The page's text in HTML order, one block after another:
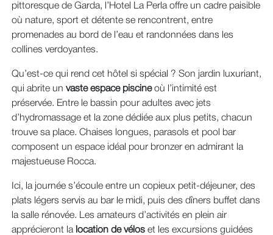
pittoresque de Garda, l’Hotel La Perla offre un cadre paisible
où nature, sport et détente se rencontrent, entre
promenades au bord de l’eau et randonnées dans les
collines verdoyantes.
Qu’est‑ce qui rend cet hôtel si spécial ? Son jardin luxuriant,
qui abrite un vaste espace piscineoù l’intimité est
préservée. Entre le bassin pour adultes avec jets
d’hydromassage et la zone dédiée aux plus petits, chacun
trouve sa place. Chaises longues, parasols et pool bar
composent un espace idéal pour bronzer en admirant la
majestueuse Rocca.
Ici, la journée s’écoule entre un copieux petit‑déjeuner, des
plats légers servis au bar le midi, puis des dîners buffet dans
la salle rénovée. Les amateurs d’activités en plein air
apprécieront la location de véloset les excursions guidées